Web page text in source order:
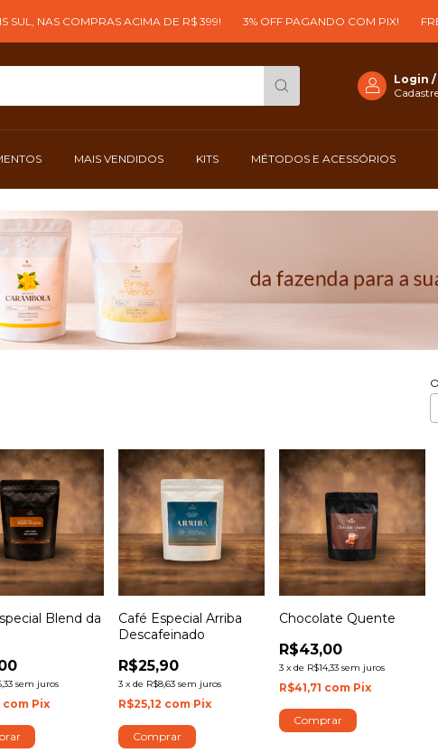
NAS COMPRAS ACIMA DE R$ 399! 3% OFF PAGANDO COM PIX! FRETE
Login /
MAIS VENDIDOS KITS MÉTODOS E ACESSÓRIOS
Blend da
sem juros
com Pix
Café Especial Arriba
Descafeinado
R$25,90
3 xde R$8,63 sem juros
R$25,12 com Pix
Comprar
Chocolate Quente
R$43,00
3 xde R$14,33 sem juros
R$41,71 com Pix
Comprar